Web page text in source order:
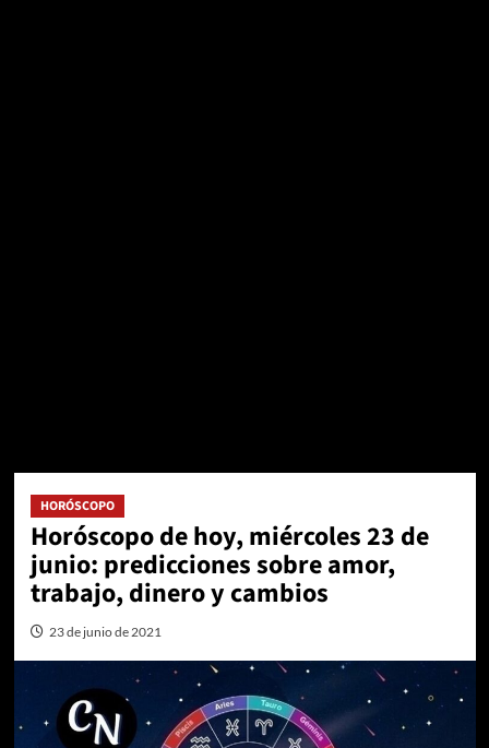
HORÓSCOPO
Horóscopo de hoy, miércoles 23 de
junio: predicciones sobre amor,
trabajo, dinero y cambios
23 de junio de 2021